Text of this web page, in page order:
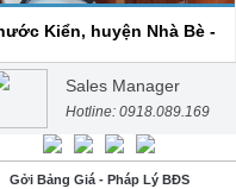
Kiển, huyện Nhà Bè -
Thanh Tuyết 0913.999.003
Sales Manager
Hotline: 0918.089.169
Gởi Bảng Giá - Pháp Lý BĐS